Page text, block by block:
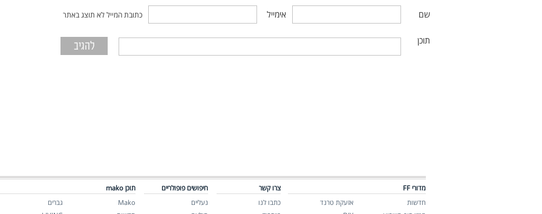
שם אימייל כתובת המייל לא תוצג באתר
תוכן
מדורי FF
חדשות
אזעקת טרנד
צרו קשר
כתבו לנו
חיפושים פופולריים
נעליים
תוכן mako
Mako
גברים